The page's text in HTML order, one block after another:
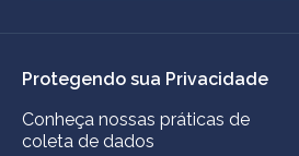
Protegendo sua Privacidade
Conheça nossas práticas de
coleta de dados